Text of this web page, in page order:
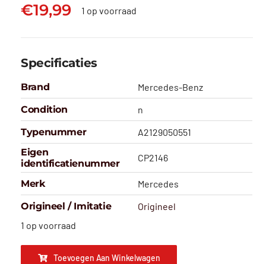
€19,99 1 op voorraad
Specificaties
Brand
Mercedes-Benz
Condition
n
Typenummer
A2129050551
Eigen
identificatienummer
CP2146
Merk
Mercedes
Origineel / Imitatie
Origineel
1 op voorraad
Toevoegen Aan Winkelwagen